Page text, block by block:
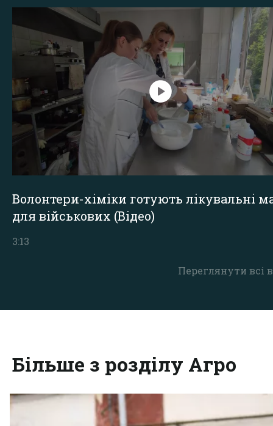
Переглянути всі
Волонтери-хіміки готують лікувальні
для військових (Відео)
3:13
Більше з розділу Агро